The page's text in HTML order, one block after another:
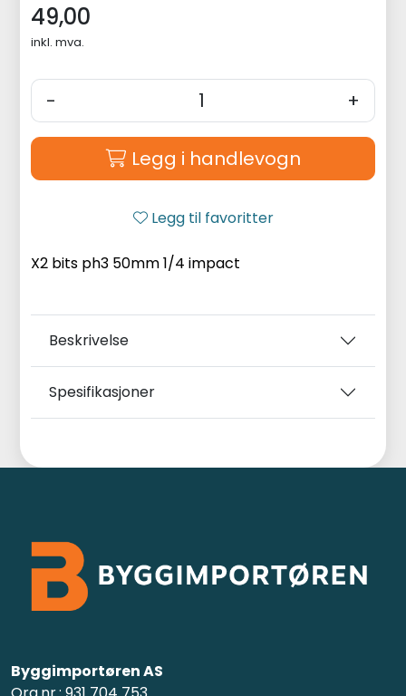
49,00
inkl. mva.
- +
Legg i handlevogn
Legg til favoritter
X2 bits ph3 50mm 1/4 impact
Beskrivelse
Spesifikasjoner
Byggimportøren AS